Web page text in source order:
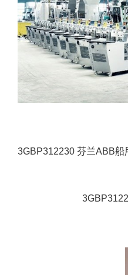
3GBP312230 芬兰ABB